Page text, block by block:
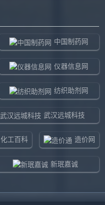
中国制药网
仪器信息网
纺织助剂网
武汉远城科技
化工百科 造价网
新珉嘉诚